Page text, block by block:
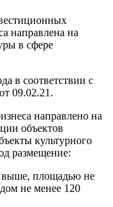
направлена на
в сфере
в соответствии с
09.02.21.
направлено на
объектов
культурного
размещение:
выше, площадью не
не менее 120